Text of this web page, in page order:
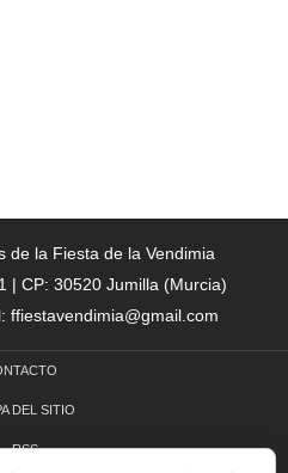
de la Fiesta de la Vendimia
| CP: 30520 Jumilla (Murcia)
ffiestavendimia@gmail.com
DEL SITIO
RSS